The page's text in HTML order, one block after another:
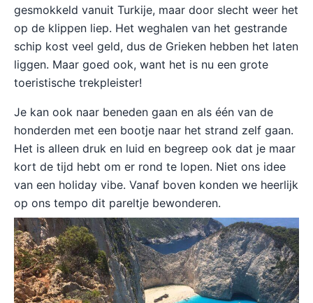
gesmokkeld vanuit Turkije, maar door slecht weer het
op de klippen liep. Het weghalen van het gestrande
schip kost veel geld, dus de Grieken hebben het laten
liggen. Maar goed ook, want het is nu een grote
toeristische trekpleister!
Je kan ook naar beneden gaan en als één van de
honderden met een bootje naar het strand zelf gaan.
Het is alleen druk en luid en begreep ook dat je maar
kort de tijd hebt om er rond te lopen. Niet ons idee
van een holiday vibe. Vanaf boven konden we heerlijk
op ons tempo dit pareltje bewonderen.